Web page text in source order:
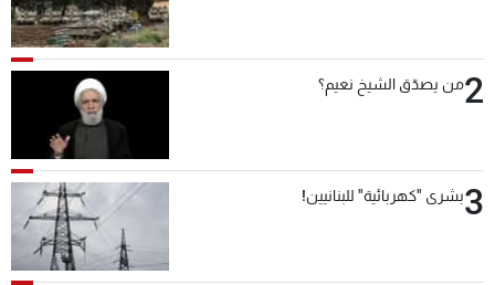
2من يصدّق الشيخ نعيم؟
3بشرى "كهربائية" للبنانيين!